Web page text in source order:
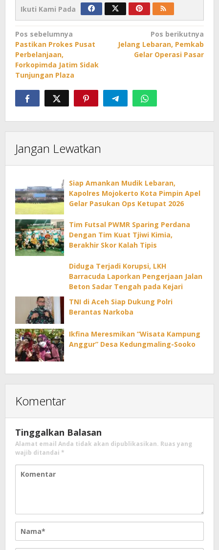
Ikuti Kami Pada
Navigasi
pos
Pos sebelumnya
Pastikan Prokes Pusat
Perbelanjaan,
Forkopimda Jatim Sidak
Tunjungan Plaza
Pos berikutnya
Jelang Lebaran, Pemkab
Gelar Operasi Pasar
Jangan Lewatkan
Siap Amankan Mudik Lebaran,
Kapolres Mojokerto Kota Pimpin Apel
Gelar Pasukan Ops Ketupat 2026
Tim Futsal PWMR Sparing Perdana
Dengan Tim Kuat Tjiwi Kimia,
Berakhir Skor Kalah Tipis
Diduga Terjadi Korupsi, LKH
Barracuda Laporkan Pengerjaan Jalan
Beton Sadar Tengah pada Kejari
TNI di Aceh Siap Dukung Polri
Berantas Narkoba
Ikfina Meresmikan “Wisata Kampung
Anggur” Desa Kedungmaling-Sooko
Komentar
Tinggalkan Balasan
Alamat email Anda tidak akan dipublikasikan. Ruas yang
wajib ditandai *